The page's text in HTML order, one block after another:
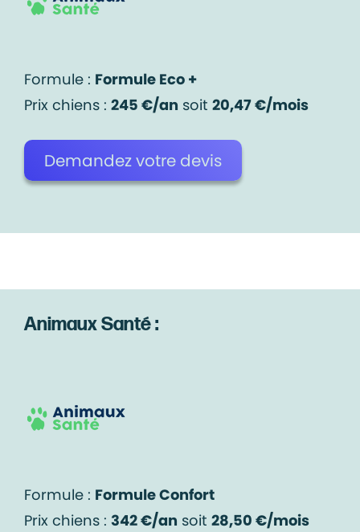
Formule : Formule Eco +
Prix chiens : 245 €/an soit 20,47 €/mois
Demandez votre devis
Animaux Santé :
Formule : Formule Confort
Prix chiens : 342 €/an soit 28,50 €/mois